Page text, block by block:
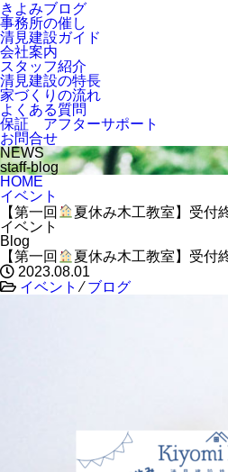
きよみブログ
事務所の催し
清見建設ガイド
会社案内
スタッフ紹介
清見建設の特長
家づくりの流れ
よくある質問
保証 アフターサポート
お問合せ
NEWS
staff-blog
HOME
イベント
【第一回
夏休み木工教室】受付
イベント
Blog
【第一回
夏休み木工教室】受付
2023.08.01
イベント ⁄ブログ